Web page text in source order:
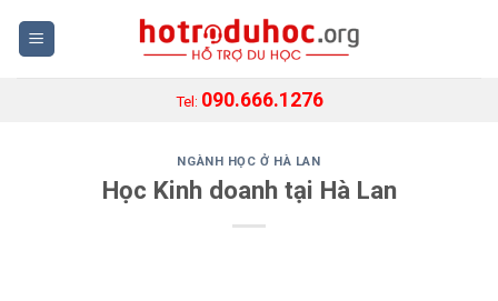
Tel: 090.666.1276
NGÀNH HỌC Ở HÀ LAN
Học Kinh doanh tại Hà Lan